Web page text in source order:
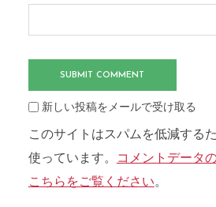
新しい投稿をメールで受け取る
このサイトはスパムを低減する
使っています。
コメントデータ
こちらをご覧ください。